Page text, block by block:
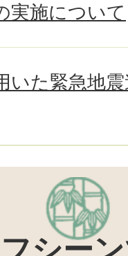
実施について
いた緊急地